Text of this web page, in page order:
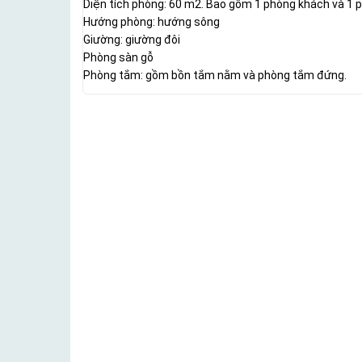
Diện tích phòng: 60 m2. Bao gồm 1 phòng khách và 1
Hướng phòng: hướng sông
Giường: giường đôi
Phòng sàn gỗ
Phòng tắm: gồm bồn tắm nằm và phòng tắm đứng.